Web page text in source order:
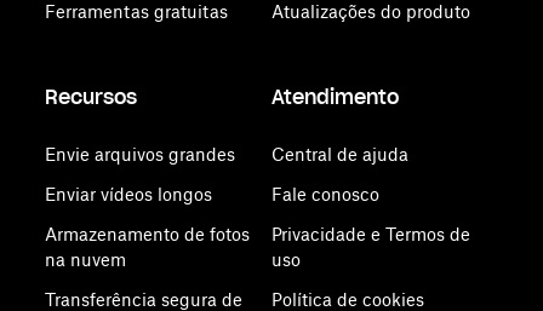
Ferramentas gratuitas
Atualizações do produto
Recursos
Envie arquivos grandes
Enviar vídeos longos
Armazenamento de fotos
na nuvem
Transferência segura de
Atendimento
Central de ajuda
Fale conosco
Privacidade e Termos de
uso
Política de cookies